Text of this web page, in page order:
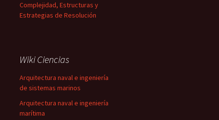
Complejidad, Estructuras y
Estrategias de Resolución
Wiki Ciencias
Arquitectura naval e ingeniería
de sistemas marinos
Arquitectura naval e ingeniería
marítima